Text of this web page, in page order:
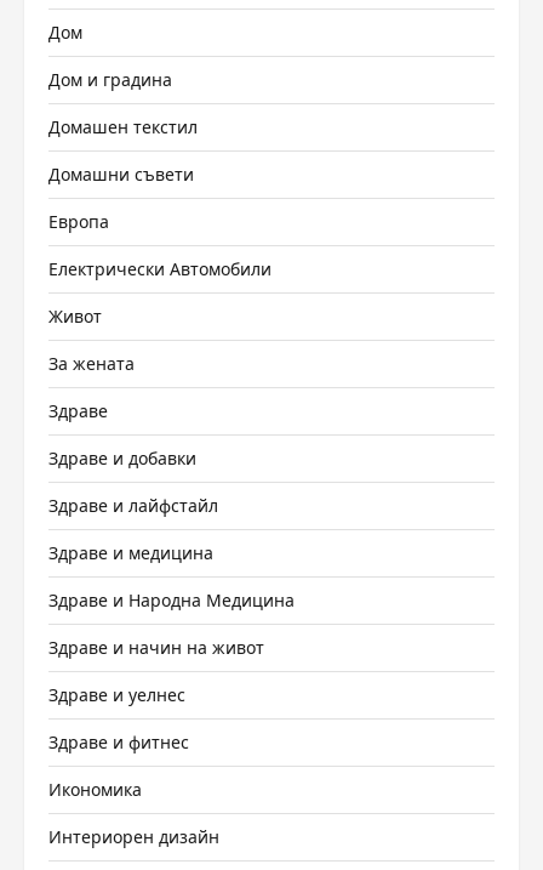
Дом
Дом и градина
Домашен текстил
Домашни съвети
Европа
Електрически Автомобили
Живот
За жената
Здраве
Здраве и добавки
Здраве и лайфстайл
Здраве и медицина
Здраве и Народна Медицина
Здраве и начин на живот
Здраве и уелнес
Здраве и фитнес
Икономика
Интериорен дизайн